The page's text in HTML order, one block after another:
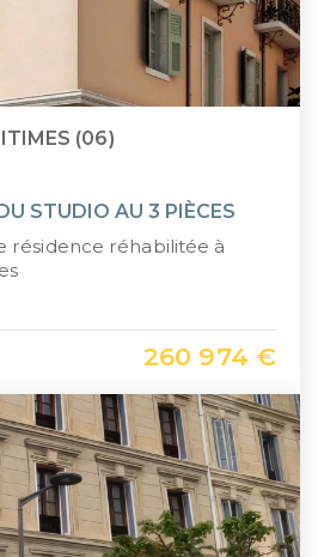
(06)
STUDIO AU 3 PIÈCES
résidence réhabilitée à
260 974 €